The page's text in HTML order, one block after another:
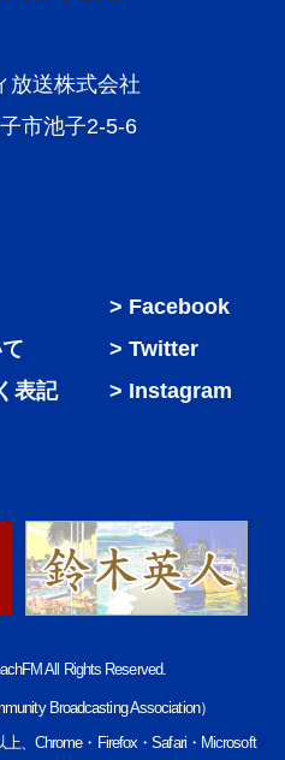
放送株式会社
市池子2-5-6
表記
Facebook
Twitter
Instagram
All Rights Reserved.
Broadcasting Association）
、Chrome・Firefox・Safari・Microsoft